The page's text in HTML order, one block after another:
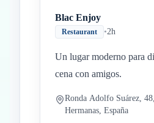
Blac Enjoy
Restaurant •2h
Un lugar moderno para
cena con amigos.
Ronda Adolfo Suárez,
Hermanas, España